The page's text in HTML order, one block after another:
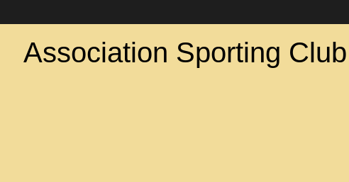
Association Sporting